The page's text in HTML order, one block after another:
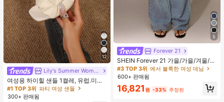
12
Lily's Summer Women Shoes
여성용 하이힐 샌들 1켤레, 유럽.미국
플러스 사이즈 어머니날 선물, 패셔너
블하고 편안한 PU 미끄럼 방지 솔리
#1 TOP 3위 파티 여성 샌들
300+ 판매됨
5
Forever 21
SHEIN Forever 21 가을/가을/겨울/개
학/컨트리 콘서트/콘서트/외출/생일/
할로윈 의상/캐주얼/Y2k/2000년대/
Y2k Y2k/90S/섹시/서양복 여성/보헤
미안/컨트리/클럽/오피스/칵테일/빈
티지/바디콘/레이브 페스티벌/재미있
#3 TOP 3위 에서 불룩한 여성 데님
600+ 판매됨
16,821 원 -33% 추정된